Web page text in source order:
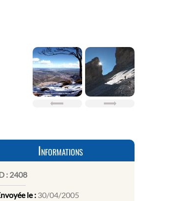
Informations
: 2408
le : 30/04/2005